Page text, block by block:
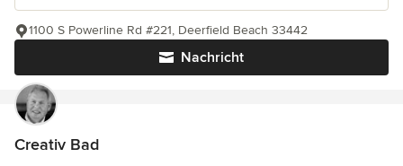
Nachricht
1100 S Powerline Rd #221, Deerfield Beach 33442
Creativ Bad